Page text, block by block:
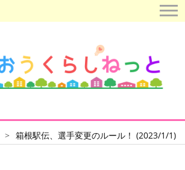
> 箱根駅伝、選手変更のルール！ (2023/1/1)